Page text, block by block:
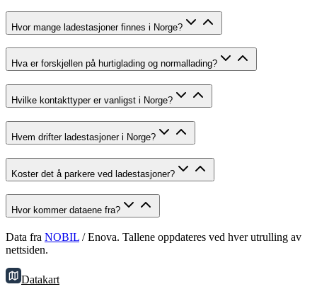
Hvor mange ladestasjoner finnes i Norge?
Hva er forskjellen på hurtiglading og normallading?
Hvilke kontakttyper er vanligst i Norge?
Hvem drifter ladestasjoner i Norge?
Koster det å parkere ved ladestasjoner?
Hvor kommer dataene fra?
Data fra NOBIL / Enova. Tallene oppdateres ved hver utrulling av
nettsiden.
Datakart